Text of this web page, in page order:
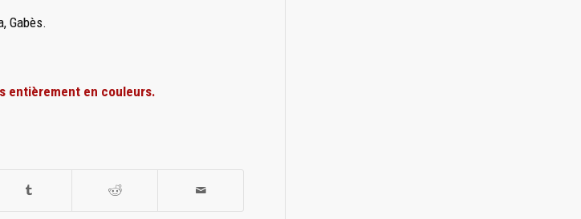
Gabès.
entièrement en couleurs.